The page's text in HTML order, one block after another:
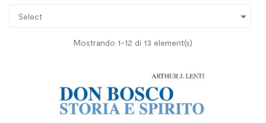
Select 
Mostrando 1-12 di 13 element(s)